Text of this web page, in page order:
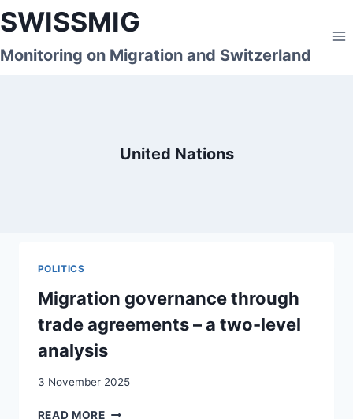
Skip
to
content
SWISSMIG
Monitoring on Migration and Switzerland
United Nations
POLITICS
Migration governance through
trade agreements – a two-level
analysis
3 November 2025
READ MOREMIGRATION